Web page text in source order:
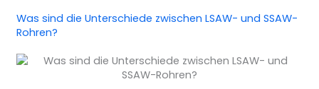
Was sind die Unterschiede zwischen LSAW- und SSAW-
Rohren?